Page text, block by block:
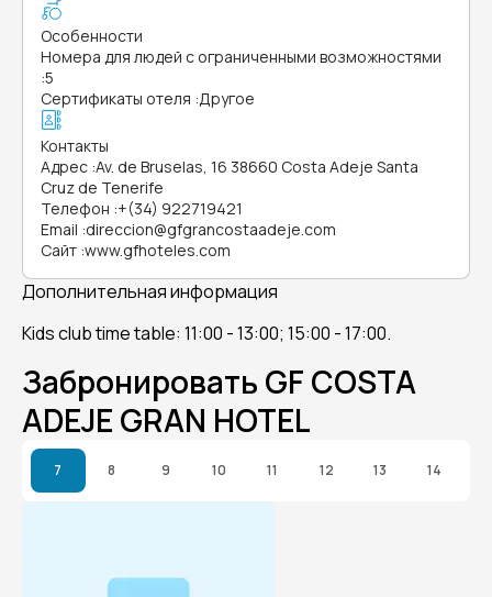
Особенности
Номера для людей с ограниченными возможностями
:5
Сертификаты отеля :Другое
Контакты
Адрес :Av. de Bruselas, 16 38660 Costa Adeje Santa
Cruz de Tenerife
Телефон :+(34) 922719421
Email :direccion@gfgrancostaadeje.com
Сайт :www.gfhoteles.com
Дополнительная информация
Kids club time table: 11:00 - 13:00; 15:00 - 17:00.
Забронировать GF COSTA
ADEJE GRAN HOTEL
7 8 9 10 11 12 13 14